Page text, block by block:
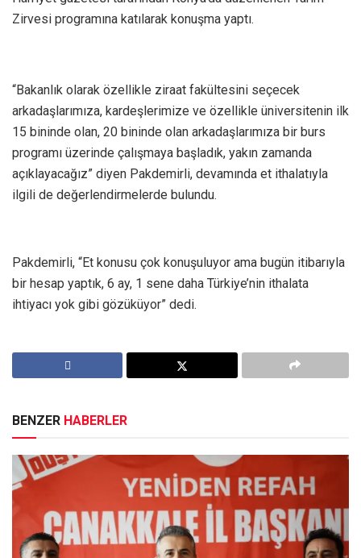
Zirvesi programına katılarak konuşma yaptı.
“Bakanlık olarak özellikle ziraat fakültesini seçecek
arkadaşlarımıza, kardeşlerimize ve özellikle üniversitenin ilk
15 bininde olan, 20 bininde olan arkadaşlarımıza bir burs
programı üzerinde çalışmaya başladık, yakın zamanda
açıklayacağız” diyen Pakdemirli, devamında et ithalatıyla
ilgili de değerlendirmelerde bulundu.
Pakdemirli, “Et konusu çok konuşuluyor ama bugün itibarıyla
bir hesap yaptık, 6 ay, 1 sene daha Türkiye’nin ithalata
ihtiyacı yok gibi gözüküyor” dedi.
BENZER HABERLER